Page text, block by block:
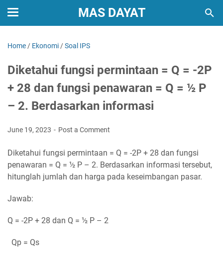
MAS DAYAT
Home / Ekonomi /Soal IPS
Diketahui fungsi permintaan = Q = -2P
+ 28 dan fungsi penawaran = Q = ½ P
– 2. Berdasarkan informasi
June 19, 2023 Post a Comment
Diketahui fungsi permintaan = Q = -2P + 28 dan fungsi
penawaran = Q = ½ P – 2. Berdasarkan informasi tersebut,
hitunglah jumlah dan harga pada keseimbangan pasar.
Jawab:
Q = -2P + 28 dan Q = ½ P – 2
Qp = Qs